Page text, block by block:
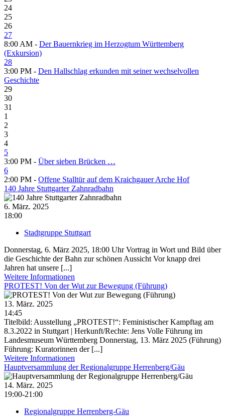
24
25
26
27
8:00 AM - Der Bauernkrieg im Herzogtum Württemberg
(Exkursion)
28
3:00 PM - Den Hallschlag erkunden mit seiner wechselvollen
Geschichte
29
30
31
1
2
3
4
5
3:00 PM - Über sieben Brücken …
6
2:00 PM - Offene Stalltür auf dem Kraichgauer Arche Hof
140 Jahre Stuttgarter Zahnradbahn
6. März. 2025
18:00
Stadtgruppe Stuttgart
Donnerstag, 6. März 2025, 18:00 Uhr Vortrag in Wort und Bild über
die Geschichte der Bahn zur schönen Aussicht Vor knapp drei
Jahren hat unsere [...]
Weitere Informationen
PROTEST! Von der Wut zur Bewegung (Führung)
13. März. 2025
14:45
Titelbild: Ausstellung „PROTEST!“: Feministischer Kampftag am
8.3.2022 in Stuttgart | Herkunft/Rechte: Jens Volle Führung im
Landesmuseum Württemberg Donnerstag, 13. März 2025 (Führung)
Führung: Kuratorinnen der [...]
Weitere Informationen
Hauptversammlung der Regionalgruppe Herrenberg/Gäu
14. März. 2025
19:00-21:00
Regionalgruppe Herrenberg-Gäu